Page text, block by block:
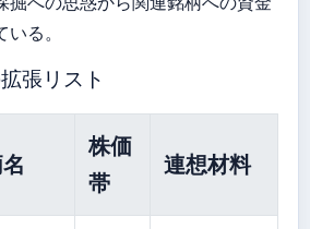
る。
張リスト
株価
帯
連想材料